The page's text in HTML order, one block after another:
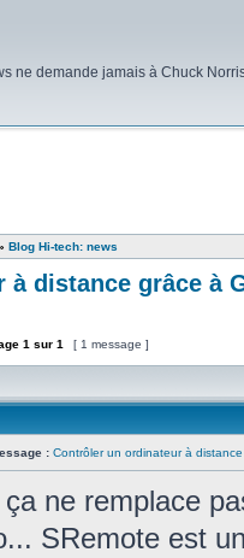
ne demande jamais à Chuck
Blog Hi-tech: news
distance grâce à
au sujet
1 sur 1 [ 1 message ]
: Contrôler un ordinateur à
ça ne remplace
SRemote est